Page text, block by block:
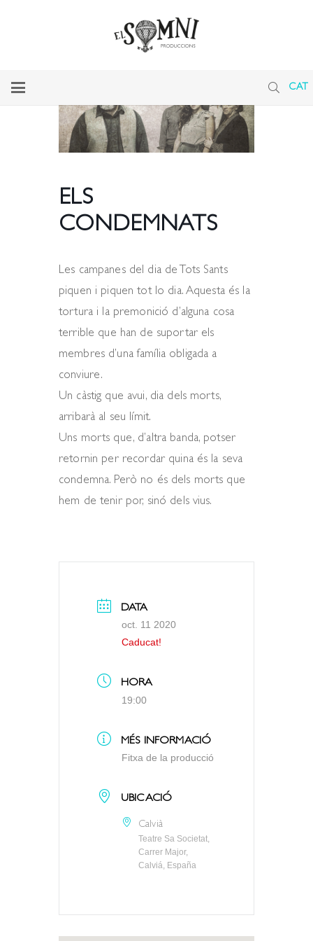
CAT
ELS
CONDEMNATS
Les campanes del dia de Tots Sants
piquen i piquen tot lo dia. Aquesta és la
tortura i la premonició d’alguna cosa
terrible que han de suportar els
membres d’una família obligada a
conviure.
Un càstig que avui, dia dels morts,
arribarà al seu límit.
Uns morts que, d’altra banda, potser
retornin per recordar quina és la seva
condemna. Però no és dels morts que
hem de tenir por, sinó dels vius.
DATA
oct. 11 2020
Caducat!
HORA
19:00
MÉS INFORMACIÓ
Fitxa de la producció
UBICACIÓ
Calvià
Teatre Sa Societat,
Carrer Major,
Calviá, España